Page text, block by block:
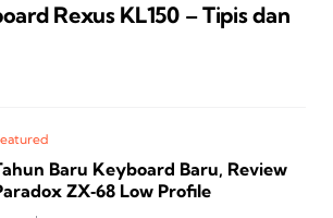
Rexus KL150 – Tipis dan
Baru Keyboard Baru, Review
ZX‑68 Low Profile